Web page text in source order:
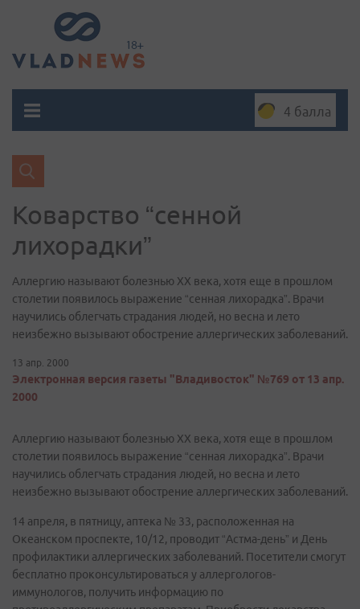
4 балла
Коварство “сенной
лихорадки”
Аллергию называют болезнью ХХ века, хотя еще в прошлом
столетии появилось выражение “сенная лихорадка”. Врачи
научились облегчать страдания людей, но весна и лето
неизбежно вызывают обострение аллергических заболеваний.
13 апр. 2000
Электронная версия газеты "Владивосток" №769 от 13 апр.
2000
Аллергию называют болезнью ХХ века, хотя еще в прошлом
столетии появилось выражение “сенная лихорадка”. Врачи
научились облегчать страдания людей, но весна и лето
неизбежно вызывают обострение аллергических заболеваний.
14 апреля, в пятницу, аптека № 33, расположенная на
Океанском проспекте, 10/12, проводит “Астма-день” и День
профилактики аллергических заболеваний. Посетители смогут
бесплатно проконсультироваться у аллергологов-
иммунологов, получить информацию по